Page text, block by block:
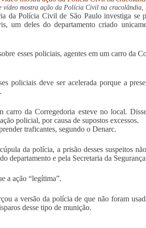
vídeo mostra ação da Polícia Civil na cracolândia,
da Polícia Civil de São Paulo investiga se
um deles do departamento criado
esses policiais, agentes em um carro da
policiais deve ser acelerada porque a
da Corregedoria esteve no local.
policial, por causa de supostos excessos.
traficantes, segundo o Denarc.
da polícia, a prisão desses suspeitos
departamento e pela Secretaria da
a ação “legítima”.
a versão da polícia de que não foram
desse tipo de munição.